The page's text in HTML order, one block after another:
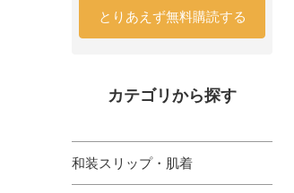
とりあえず無料購読する
カテゴリから探す
和装スリップ・肌着